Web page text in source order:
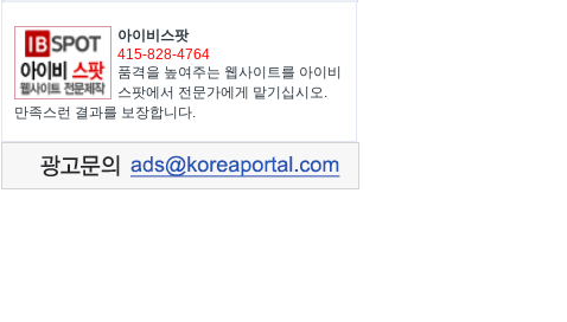
아이비스팟
415-828-4764
품격을 높여주는 웹사이트를 아이비
스팟에서 전문가에게 맡기십시오.
만족스런 결과를 보장합니다.